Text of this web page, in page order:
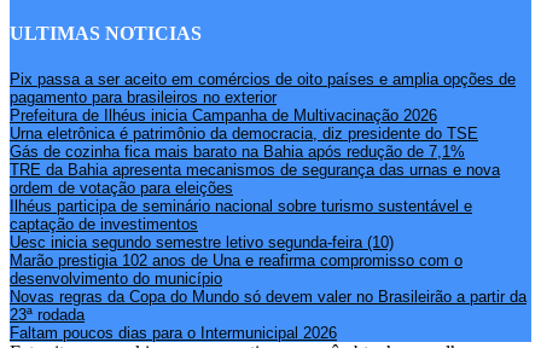
ULTIMAS NOTICIAS
Pix passa a ser aceito em comércios de oito países e amplia opções de
pagamento para brasileiros no exterior
Prefeitura de Ilhéus inicia Campanha de Multivacinação 2026
Urna eletrônica é patrimônio da democracia, diz presidente do TSE
Gás de cozinha fica mais barato na Bahia após redução de 7,1%
TRE da Bahia apresenta mecanismos de segurança das urnas e nova
ordem de votação para eleições
Ilhéus participa de seminário nacional sobre turismo sustentável e
captação de investimentos
Uesc inicia segundo semestre letivo segunda-feira (10)
Marão prestigia 102 anos de Una e reafirma compromisso com o
desenvolvimento do município
Novas regras da Copa do Mundo só devem valer no Brasileirão a partir da
23ª rodada
Faltam poucos dias para o Intermunicipal 2026